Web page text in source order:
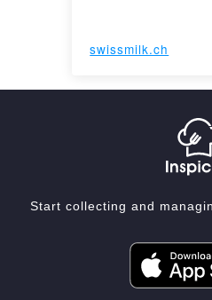
swissmilk.ch
Start collecting and